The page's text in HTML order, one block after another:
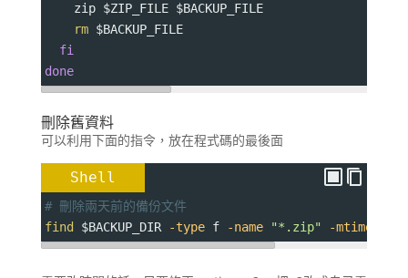
    zip
$ZIP_FILE $BACKUP_FILE
rm $BACKUP_FILE
fi
done
刪除舊資料
可以利用下面的指令，放在程式碼的最後面
Shell
# 刪除兩天前的備份文件
find
$BACKUP_DIR -type f -name "*.zip" -mtime